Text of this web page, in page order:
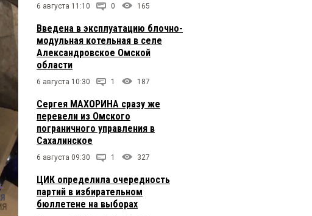
6 августа 11:10 0 165
Введена в эксплуатацию блочно-
модульная котельная в селе
Александровское Омской
области
6 августа 10:30 1 187
Сергея МАХОРИНА сразу же
перевели из Омского
пограничного управления в
Сахалинское
6 августа 09:30 1 327
ЦИК определила очередность
партий в избирательном
бюллетене на выборах